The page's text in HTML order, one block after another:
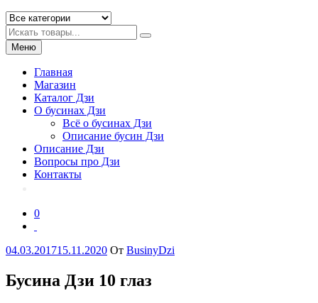
Искать
Меню
Главная
Магазин
Каталог Дзи
О бусинах Дзи
Всё о бусинах Дзи
Описание бусин Дзи
Описание Дзи
Вопросы про Дзи
Контакты
0
Опубликовано
04.03.201715.11.2020 От BusinyDzi
Бусина Дзи 10 глаз